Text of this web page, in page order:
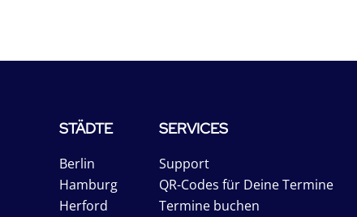
STÄDTE
Berlin
Hamburg
Herford
SERVICES
Support
QR-Codes für Deine Termine
Termine buchen